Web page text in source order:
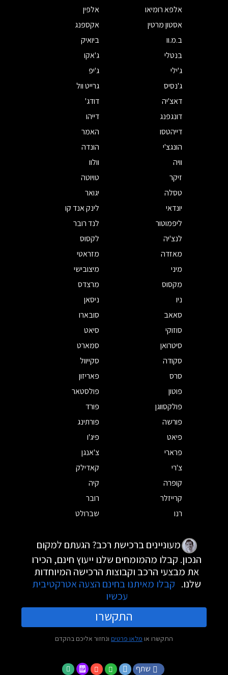
אלפא רומיאו
אלפין
אסטון מרטין
אקספנג
ב.מ.וו
ביואיק
בנטלי
ג'אקו
ג'ילי
ג'יפ
ג'נסיס
גרייט וול
דאצ'יה
דודג'
דונגפנג
דייהו
דייהטסו
האמר
הונגצ'י
הונדה
וויה
וולוו
זיקר
טויוטה
טסלה
יגואר
יונדאי
לינק אנד קו
ליפמוטור
לנד רובר
לנצ'יה
לקסוס
מאזדה
מזראטי
מיני
מיצובישי
מקסוס
מרצדס
ניו
ניסאן
סאאב
סובארו
סוזוקי
סיאט
סיטרואן
סמארט
סקודה
סקייוול
סרס
פאריזון
פוטון
פולסטאר
פולקסווגן
פורד
פורשה
פורתינג
פיאט
פיג'ו
פרארי
צ'אנגן
צ'רי
קאדילק
קופרה
קיה
קרייזלר
רובר
רנו
שברולט
מעוניינים ברכישת רכב? הגעתם למקום
הנכון. קבלו מהמומחים שלנו ייעוץ חינם, הכירו
את מבצעי הרכב וקבוצות הרכישה המיוחדות
שלנו. קבלו מאיתנו בחינם הצעה אטרקטיבית
עכשיו
התקשרו
התקשרו או מלאו פרטים ונחזור אליכם בהקדם
שתף